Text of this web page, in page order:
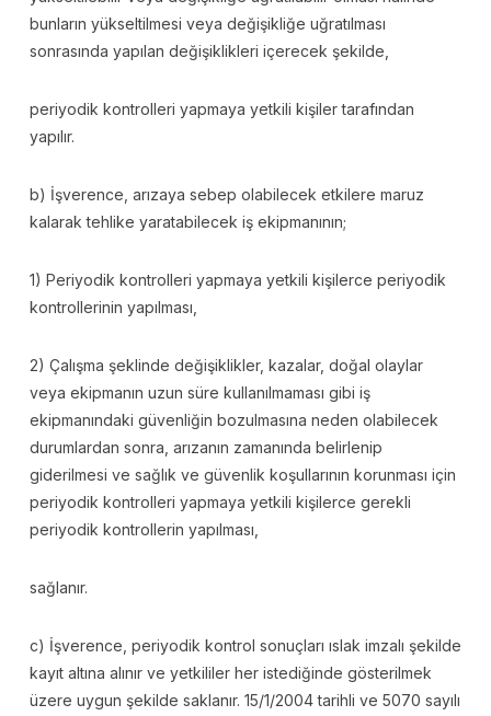
bunların yükseltilmesi veya değişikliğe uğratılması
sonrasında yapılan değişiklikleri içerecek şekilde,
periyodik kontrolleri yapmaya yetkili kişiler tarafından
yapılır.
b) İşverence, arızaya sebep olabilecek etkilere maruz
kalarak tehlike yaratabilecek iş ekipmanının;
1) Periyodik kontrolleri yapmaya yetkili kişilerce periyodik
kontrollerinin yapılması,
2) Çalışma şeklinde değişiklikler, kazalar, doğal olaylar
veya ekipmanın uzun süre kullanılmaması gibi iş
ekipmanındaki güvenliğin bozulmasına neden olabilecek
durumlardan sonra, arızanın zamanında belirlenip
giderilmesi ve sağlık ve güvenlik koşullarının korunması için
periyodik kontrolleri yapmaya yetkili kişilerce gerekli
periyodik kontrollerin yapılması,
sağlanır.
c) İşverence, periyodik kontrol sonuçları ıslak imzalı şekilde
kayıt altına alınır ve yetkililer her istediğinde gösterilmek
üzere uygun şekilde saklanır. 15/1/2004 tarihli ve 5070 sayılı